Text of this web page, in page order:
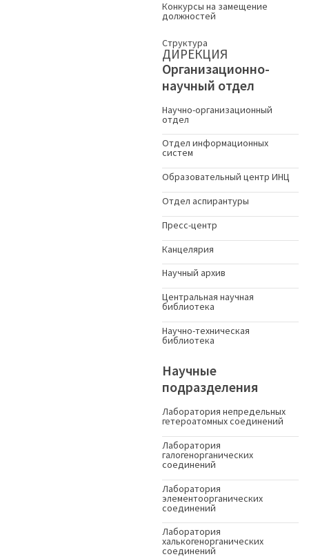
Конкурсы на замещение
должностей
Структура
ДИРЕКЦИЯ
Организационно-
научный отдел
Научно-организационный
отдел
Отдел информационных
систем
Образовательный центр ИНЦ
Отдел аспирантуры
Пресс-центр
Канцелярия
Научный архив
Центральная научная
библиотека
Научно-техническая
библиотека
Научные
подразделения
Лаборатория непредельных
гетероатомных соединений
Лаборатория
галогенорганических
соединений
Лаборатория
элементоорганических
соединений
Лаборатория
халькогенорганических
соединений